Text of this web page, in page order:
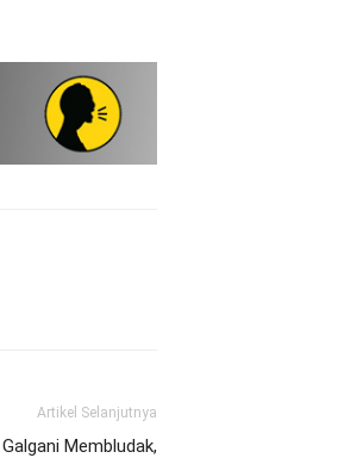
Artikel Selanjutnya
Membludak,